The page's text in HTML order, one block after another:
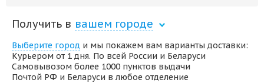
Получить в вашем городе
Выберите город и мы покажем вам варианты доставки:
Курьером от 1 дня. По всей России и Беларуси
Самовывозом более 1000 пунктов выдачи
Почтой РФ и Беларуси в любое отделение